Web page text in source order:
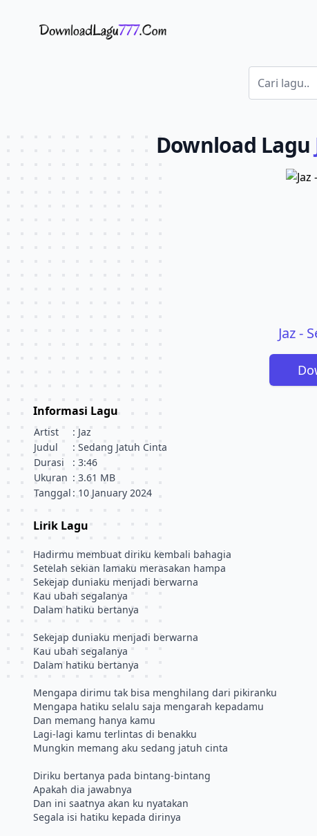
Download Lagu - LaguJoss.com
Download Lagu
Jaz -
Informasi Lagu
Artist
: Jaz
Judul
: Sedang Jatuh Cinta
Durasi
: 3:46
Ukuran : 3.61 MB
Tanggal : 10 January 2024
Lirik Lagu
Hadirmu membuat diriku kembali bahagia
Setelah sekian lamaku merasakan hampa
Sekejap duniaku menjadi berwarna
Kau ubah segalanya
Dalam hatiku bertanya
Sekejap duniaku menjadi berwarna
Kau ubah segalanya
Dalam hatiku bertanya
Mengapa dirimu tak bisa menghilang dari pikiranku
Mengapa hatiku selalu saja mengarah kepadamu
Dan memang hanya kamu
Lagi-lagi kamu terlintas di benakku
Mungkin memang aku sedang jatuh cinta
Diriku bertanya pada bintang-bintang
Apakah dia jawabnya
Dan ini saatnya akan ku nyatakan
Segala isi hatiku kepada dirinya